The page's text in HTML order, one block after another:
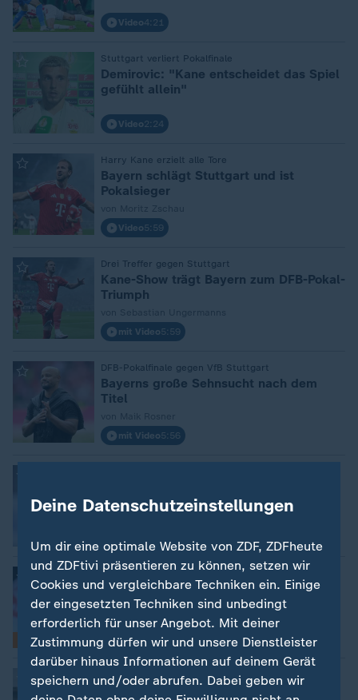
Video4:21
Stuttgart verliert Pokalfinale
Demirovic: "Kane entscheidet das Spiel
gefühlt allein"
Video2:24
Harry Kane erzielt alle Tore
:
Bayern schlägt Stuttgart und ist
Pokalsieger
Video5:59
Drei Treffer gegen Stuttgart
:
Kane-Show trägt Bayern zum DFB-Pokal-
Triumph
mit Video5:59
DFB-Pokalfinale gegen VfB Stuttgart
:
Bayerns große Sehnsucht nach dem
Titel
mit Video5:56
:
Showdown
FAQ
FC Bayern München gegen VfB Stuttgart
:
DFB-Pokalfinale: Wissenswertes zum
entscheidenden Duell
von Julia Zhuganets
35-Jährige wechselt zum BVB
Ende einer VfL-Ära: Popps letztes
Deine Datenschutzeinstellungen
Um dir eine optimale Website von ZDF, ZDFheute
und ZDFtivi präsentieren zu können, setzen wir
Cookies und vergleichbare Techniken ein. Einige
der eingesetzten Techniken sind unbedingt
erforderlich für unser Angebot. Mit deiner
Zustimmung dürfen wir und unsere Dienstleister
darüber hinaus Informationen auf deinem Gerät
speichern und/oder abrufen. Dabei geben wir